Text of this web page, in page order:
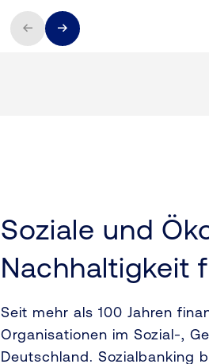
Soziale und
Nachhaltigkeit
Seit mehr als 100 Jahren
Organisationen im Sozial-,
Deutschland. Sozialbanking